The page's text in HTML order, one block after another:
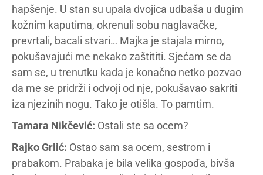
hapšenje. U stan su upala dvojica udbaša u dugim
kožnim kaputima, okrenuli sobu naglavačke,
prevrtali, bacali stvari… Majka je stajala mirno,
pokušavajući me nekako zaštititi. Sjećam se da
sam se, u trenutku kada je konačno netko pozvao
da me se pridrži i odvoji od nje, pokušavao sakriti
iza njezinih nogu. Tako je otišla. To pamtim.
Tamara Nikčević: Ostali ste sa ocem?
Rajko Grlić: Ostao sam sa ocem, sestrom i
prabakom. Prabaka je bila velika gospođa, bivša